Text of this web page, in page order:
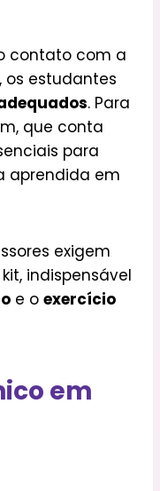
contato com a
os estudantes
. Para
que conta
para
aprendida em
exigem
indispensável
e o exercício
em